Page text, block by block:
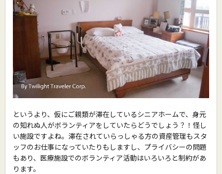
というより、仮にご親類が滞在しているシニアホームで、身元
の知れぬ人がボランティアをしていたらどうでしょう？！怪し
い施設ですよね。滞在されていらっしゃる方の資産管理もスタ
ッフのお仕事になっていたりもしますし、プライバシーの問題
もあり、医療施設でのボランティア活動はいろいろと制約があ
ります。